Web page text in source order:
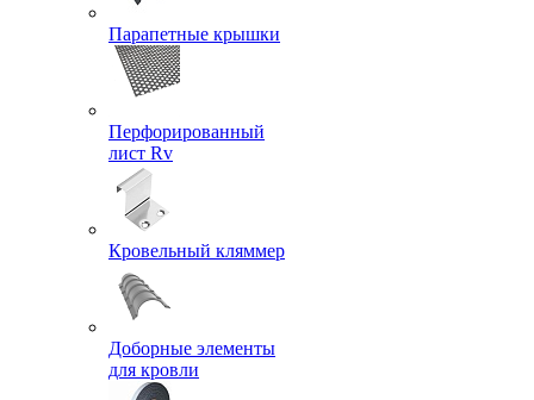
Парапетные крышки
Перфорированный
лист Rv
Кровельный кляммер
Доборные элементы
для кровли